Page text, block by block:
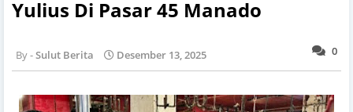
Yulius Di Pasar 45 Manado
0
Sulut Berita Desember 13, 2025